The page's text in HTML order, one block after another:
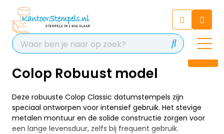
Chat 24/7 met onze chatbot
voor hulp
Contact
Colop Robuust model
Deze robuuste Colop Classic datumstempels zijn
speciaal ontworpen voor intensief gebruik. Het stevige
metalen montuur en de solide constructie zorgen voor
een lange levensduur, zelfs bij frequent gebruik.